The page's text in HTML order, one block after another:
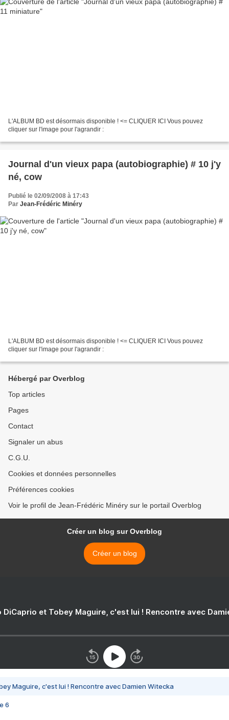
L'ALBUM BD est désormais disponible ! <= CLIQUER ICI Vous pouvez
cliquer sur l'image pour l'agrandir :
Journal d'un vieux papa (autobiographie) # 10 j'y
né, cow
Publié le 02/09/2008 à 17:43
Par Jean-Frédéric Minéry
L'ALBUM BD est désormais disponible ! <= CLIQUER ICI Vous pouvez
cliquer sur l'image pour l'agrandir :
Hébergé par Overblog
Top articles
Pages
Contact
Signaler un abus
C.G.U.
Cookies et données personnelles
Préférences cookies
Voir le profil de Jean-Frédéric Minéry sur le portail Overblog
Créer un blog sur Overblog
Créer un blog
DiCaprio et Tobey Maguire, c'est lui ! Rencontre avec
Maguire, c'est lui ! Rencontre avec Damien Witecka
6